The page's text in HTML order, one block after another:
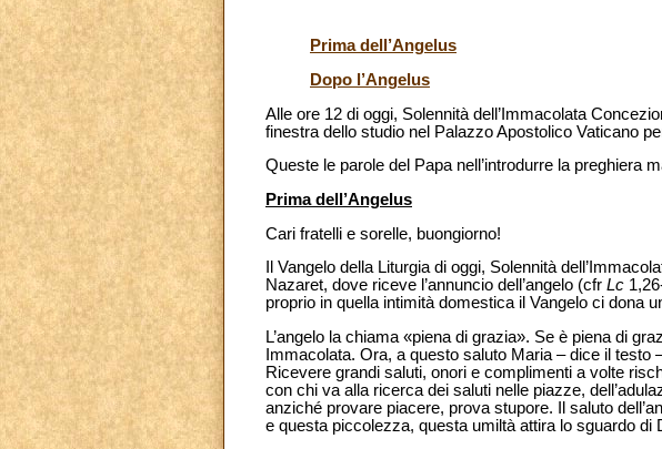
Prima dell’Angelus
Dopo l’Angelus
Alle ore 12 di oggi, Solennità dell’Immacolata
finestra dello studio nel Palazzo Apostolico Vaticano
Queste le parole del Papa nell’introdurre la preghiera
Prima dell’Angelus
Cari fratelli e sorelle, buongiorno!
Il Vangelo della Liturgia di oggi, Solennità
Nazaret, dove riceve l’annuncio dell’angelo (cfr Lc
proprio in quella intimità domestica il Vangelo ci dona
L’angelo la chiama «piena di grazia». Se è piena di
Immacolata. Ora, a questo saluto Maria – dice il testo
Ricevere grandi saluti, onori e complimenti a volte
con chi va alla ricerca dei saluti nelle piazze,
anziché provare piacere, prova stupore. Il saluto
e questa piccolezza, questa umiltà attira lo sguardo di